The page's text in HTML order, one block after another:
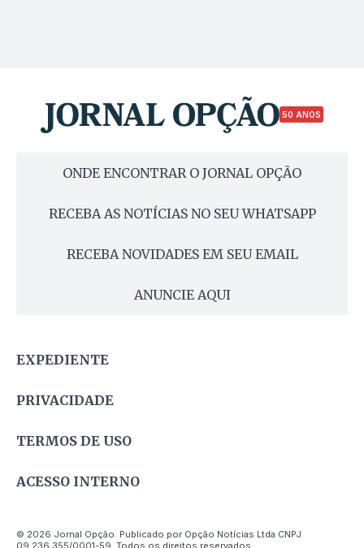
50 ANOS
ONDE ENCONTRAR O JORNAL OPÇÃO
RECEBA AS NOTÍCIAS NO SEU WHATSAPP
RECEBA NOVIDADES EM SEU EMAIL
ANUNCIE AQUI
EXPEDIENTE
PRIVACIDADE
TERMOS DE USO
ACESSO INTERNO
© 2026 Jornal Opção. Publicado por Opção Notícias Ltda CNPJ
09.236.355/0001-59. Todos os direitos reservados.